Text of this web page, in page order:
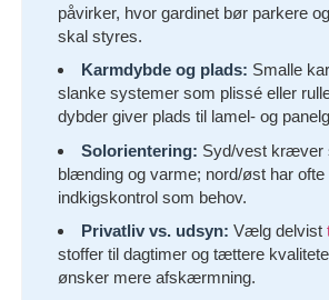
påvirker, hvor gardinet bør parkere
skal styres.
Karmdybde og plads: Smalle
slanke systemer som plissé eller
dybder giver plads til lamel- og
Solorientering: Syd/vest kræver
blænding og varme; nord/øst har
indkigskontrol som behov.
Privatliv vs. udsyn: Vælg delvist
stoffer til dagtimer og tættere
ønsker mere afskærmning.